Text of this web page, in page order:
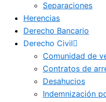
Separaciones
Herencias
Derecho Bancario
Derecho Civil
Comunidad de
Contratos de
Desahucios
Indemnización